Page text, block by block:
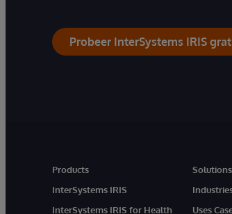
Probeer InterSystems IRIS
Products
InterSystems IRIS
InterSystems IRIS for Health
Solutions
Uses